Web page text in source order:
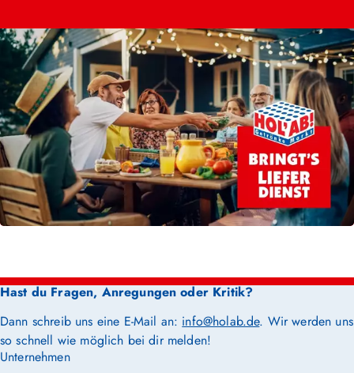
Hast du Fragen, Anregungen oder Kritik?
Dann schreib uns eine E-Mail an: info@holab.de. Wir werden uns
so schnell wie möglich bei dir melden!
Unternehmen